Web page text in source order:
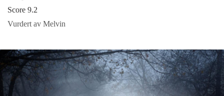
Score 9.2
Vurdert av Melvin